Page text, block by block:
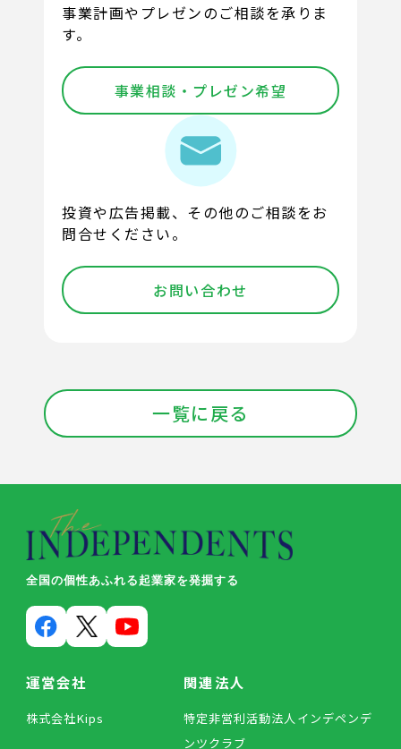
事業計画やプレゼンのご相談を承りま
す。
事業相談・プレゼン希望
投資や広告掲載、その他のご相談をお
問合せください。
お問い合わせ
一覧に戻る
全国の個性あふれる起業家を発掘する
運営会社
株式会社Kips
関連法人
特定非営利活動法人インデペンデ
ンツクラブ